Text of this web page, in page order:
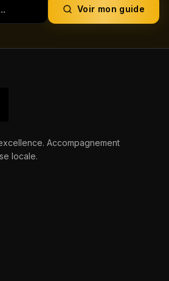
Voir mon guide
Accompagnement
locale.